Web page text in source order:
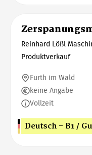
Reinhard Lößl
Produktverkauf
Furth im Wald
keine Angabe
Vollzeit
Deutsch - B1 /